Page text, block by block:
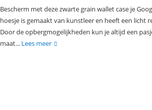
Bescherm met deze zwarte grain wallet case je
hoesje is gemaakt van kunstleer en heeft een licht
Door de opbergmogelijkheden kun je altijd een
maat... Lees meer